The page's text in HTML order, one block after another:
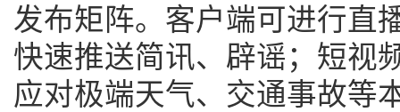
发布矩阵。客户端可进行直
快速推送简讯、辟谣；短视
应对极端天气、交通事故等